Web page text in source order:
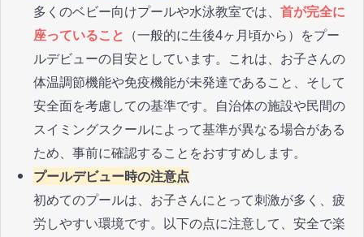
多くのベビー向けプールや水泳教室では、 首が完全に
座っていること （一般的に生後4ヶ月頃から）をプー
ルデビューの目安としています。これは、お子さんの
体温調節機能や免疫機能が未発達であること、そして
安全面を考慮しての基準です。自治体の施設や民間の
スイミングスクールによって基準が異なる場合がある
ため、事前に確認することをおすすめします。
プールデビュー時の注意点
初めてのプールは、お子さんにとって刺激が多く、疲
労しやすい環境です。以下の点に注意して、安全で楽